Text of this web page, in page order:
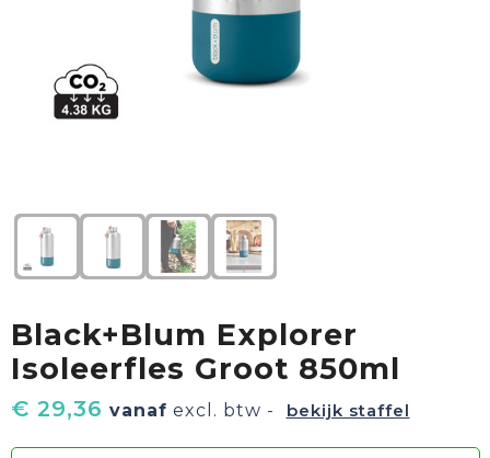
Paraplu's
Sport
Kinderen, Peuters & Baby's
Vrije tijd en Strand
Black+Blum Explorer
Isoleerfles Groot 850ml
€ 29,36 vanaf excl. btw - bekijk staffel